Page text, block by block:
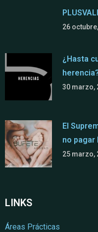
26
¿Hasta
30 marzo,
El
no pagar
25 marzo,
LINKS
Áreas Prácticas